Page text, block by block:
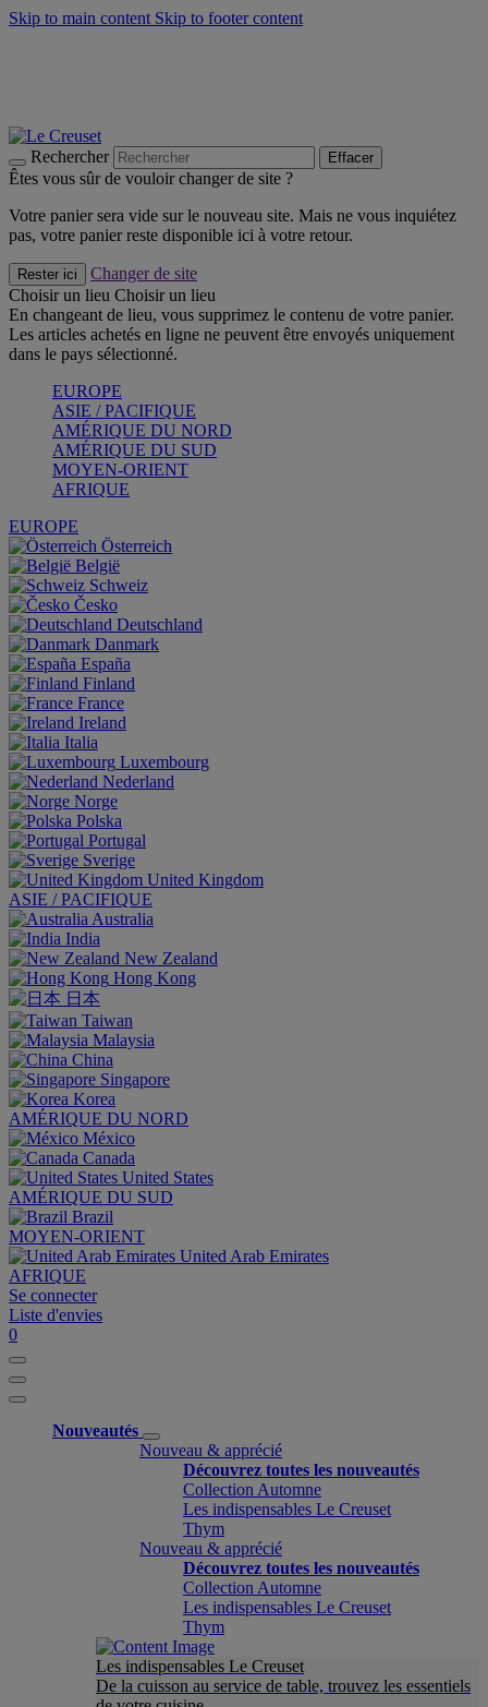
Skip to main content Skip to footer content
Rechercher Effacer
Êtes vous sûr de vouloir changer de site ?
Votre panier sera vide sur le nouveau site. Mais ne vous inquiétez
pas, votre panier reste disponible ici à votre retour.
Rester ici
Changer de site
Choisir un lieu Choisir un lieu
En changeant de lieu, vous supprimez le contenu de votre panier.
Les articles achetés en ligne ne peuvent être envoyés uniquement
dans le pays sélectionné.
EUROPE
ASIE / PACIFIQUE
AMÉRIQUE DU NORD
AMÉRIQUE DU SUD
MOYEN-ORIENT
AFRIQUE
EUROPE
Österreich
België
Schweiz
Česko
Deutschland
Danmark
España
Finland
France
Ireland
Italia
Luxembourg
Nederland
Norge
Polska
Portugal
Sverige
United Kingdom
ASIE / PACIFIQUE
Australia
India
New Zealand
Hong Kong
日本
Taiwan
Malaysia
China
Singapore
Korea
AMÉRIQUE DU NORD
México
Canada
United States
AMÉRIQUE DU SUD
Brazil
MOYEN-ORIENT
United Arab Emirates
AFRIQUE
Se connecter
Liste d'envies
0
Nouveautés
Nouveau & apprécié
Découvrez toutes les nouveautés
Collection Automne
Les indispensables Le Creuset
Thym
Nouveau & apprécié
Découvrez toutes les nouveautés
Collection Automne
Les indispensables Le Creuset
Thym
Les indispensables Le Creuset
De la cuisson au service de table, trouvez les essentiels